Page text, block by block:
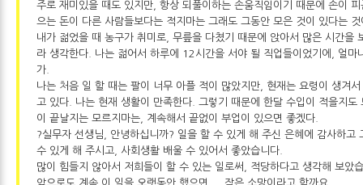
주로 재미있을 때도 있지만, 항상 되풀이하는 손움직임이기 때문에 손이
으는 돈이 다른 사람들보다는 적지마는 그래도 그동안 모은 것이 있다는
내가 젊었을 때 농구가 취미로, 무릎을 다쳤기 때문에 앉아서 많은 시간을
라 생각한다. 나는 젊어서 하루에 12시간을 서야 될 직업들이었기에, 얼마
가.
나는 처음 일 할 때는 팔이 너무 아플 적이 많았지만, 현재는 요령이 생겨
고 있다. 나는 현재 생활이 만족한다. 그렇기 때문에 한달 수입이 적을지도
이 끝날지는 모르지마는, 계속해서 끝없이 부업이 있으면 좋겠다.
?실무자 선생님, 안녕하십니까? 일을 할 수 있게 해 주신 은혜에 감사하고
수 있게 해 주시고, 사회생활 배울 수 있어서 좋았습니다.
많이 힘들지 않아서 저희들이 할 수 있는 일로써, 적당하다고 생각해 보았